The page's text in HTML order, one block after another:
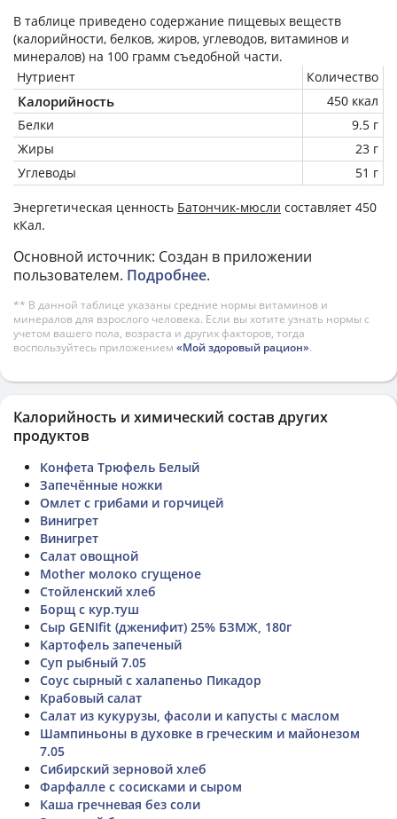
В таблице приведено содержание пищевых веществ
(калорийности, белков, жиров, углеводов, витаминов и
минералов) на 100 грамм съедобной части.
Нутриент
Количество
Калорийность
450 ккал
Белки
9.5 г
Жиры
23 г
Углеводы
51 г
Энергетическая ценность Батончик-мюсли составляет 450
кКал.
Основной источник: Создан в приложении
пользователем. Подробнее.
** В данной таблице указаны средние нормы витаминов и
минералов для взрослого человека. Если вы хотите узнать нормы с
учетом вашего пола, возраста и других факторов, тогда
воспользуйтесь приложением «Мой здоровый рацион».
Калорийность и химический состав других
продуктов
Конфета Трюфель Белый
Запечённые ножки
Омлет с грибами и горчицей
Винигрет
Винигрет
Салат овощной
Mother молоко сгущеное
Стойленский хлеб
Борщ с кур.туш
Сыр GENIfit (дженифит) 25% БЗМЖ, 180г
Картофель запеченый
Суп рыбный 7.05
Соус сырный с халапеньо Пикадор
Крабовый салат
Салат из кукурузы, фасоли и капусты с маслом
Шампиньоны в духовке в греческим и майонезом
7.05
Сибирский зерновой хлеб
Фарфалле с сосисками и сыром
Каша гречневая без соли